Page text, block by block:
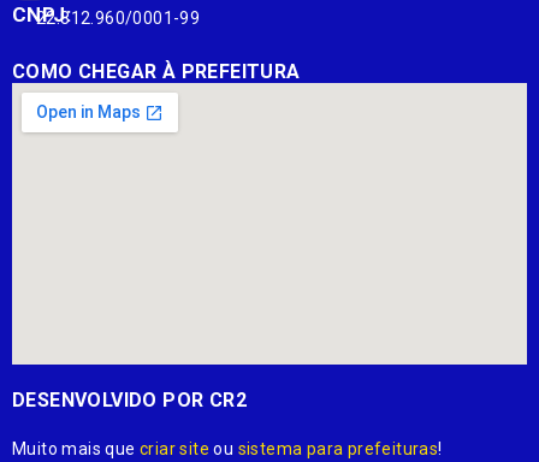
CNPJ:
22.812.960/0001-99
COMO CHEGAR À PREFEITURA
DESENVOLVIDO POR CR2